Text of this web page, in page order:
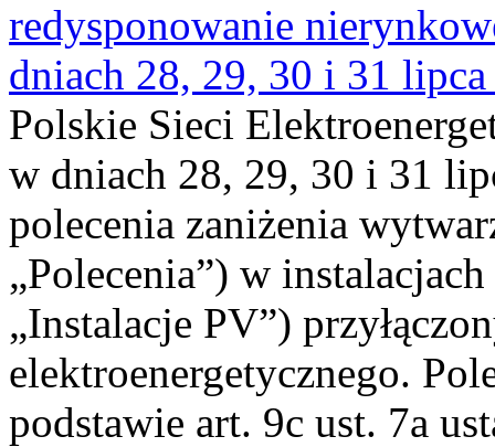
redysponowanie
dniach 28, 29, 30 i 31
Polskie Sieci
w dniach 28, 29, 30 i 31
polecenia zaniżenia
„Polecenia”) w
„Instalacje PV”)
elektroenergetycznego.
podstawie art. 9c ust. 7a